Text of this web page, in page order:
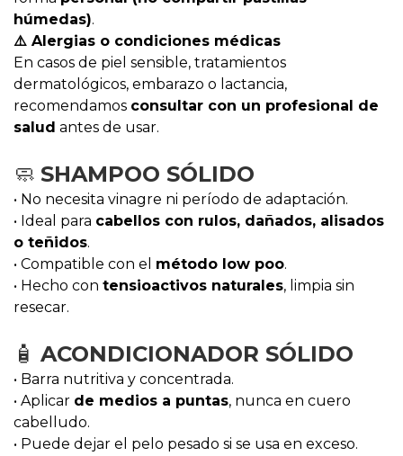
húmedas).
⚠️ Alergias o condiciones médicas
En casos de piel sensible, tratamientos
dermatológicos, embarazo o lactancia,
recomendamos consultar con un profesional de
salud antes de usar.
🧼 SHAMPOO SÓLIDO
• No necesita vinagre ni período de adaptación.
• Ideal para cabellos con rulos, dañados, alisados
o teñidos.
• Compatible con el método low poo.
• Hecho con tensioactivos naturales, limpia sin
resecar.
🧴 ACONDICIONADOR SÓLIDO
• Barra nutritiva y concentrada.
• Aplicar de medios a puntas, nunca en cuero
cabelludo.
• Puede dejar el pelo pesado si se usa en exceso.